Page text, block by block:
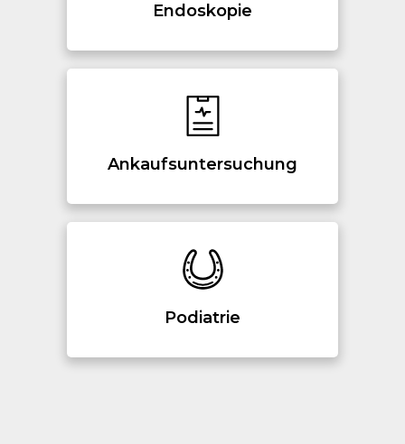
Endoskopie
Ankaufsuntersuchung
Podiatrie